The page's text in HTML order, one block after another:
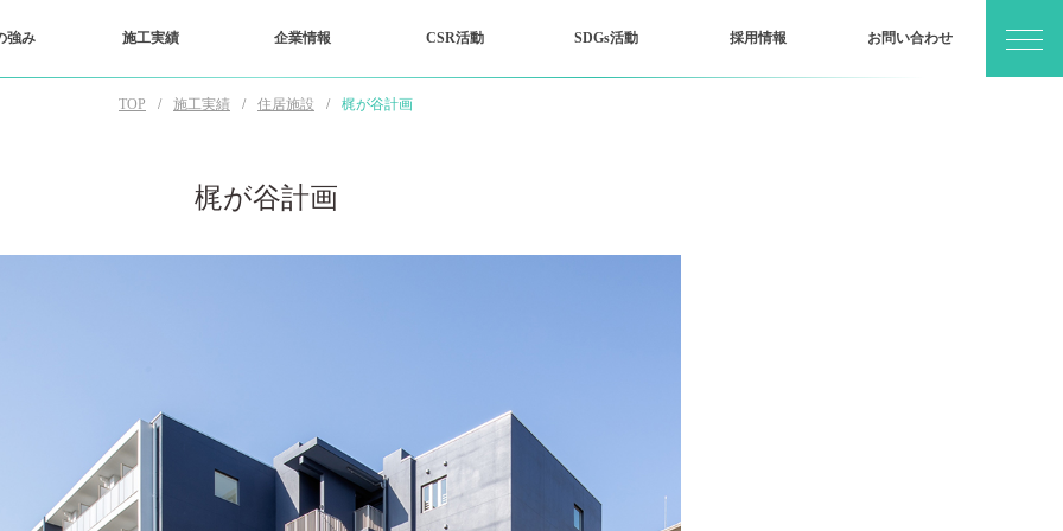
強み 施工実績 企業情報 CSR活動 SDGs活動 採用情報 お問い合わせ
TOP 施工実績 住居施設 梶が谷計画
梶が谷計画